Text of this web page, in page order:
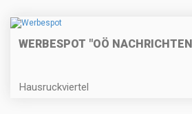
WERBESPOT "OÖ
Hausruckviertel